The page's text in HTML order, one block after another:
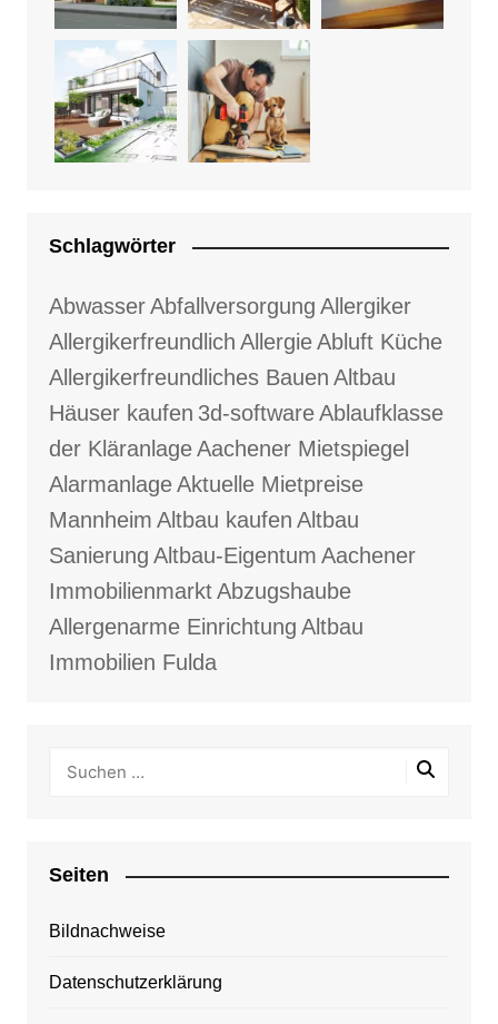
Schlagwörter
AbwasserAbfallversorgung Allergiker
Allergikerfreundlich AllergieAbluft Küche
Allergikerfreundliches Bauen Altbau
Häuser kaufen 3d-softwareAblaufklasse
der KläranlageAachener Mietspiegel
AlarmanlageAktuelle Mietpreise
Mannheim Altbau kaufen Altbau
Sanierung Altbau-Eigentum Aachener
ImmobilienmarktAbzugshaube
Allergenarme Einrichtung Altbau
Immobilien Fulda
Seiten
Bildnachweise
Datenschutzerklärung